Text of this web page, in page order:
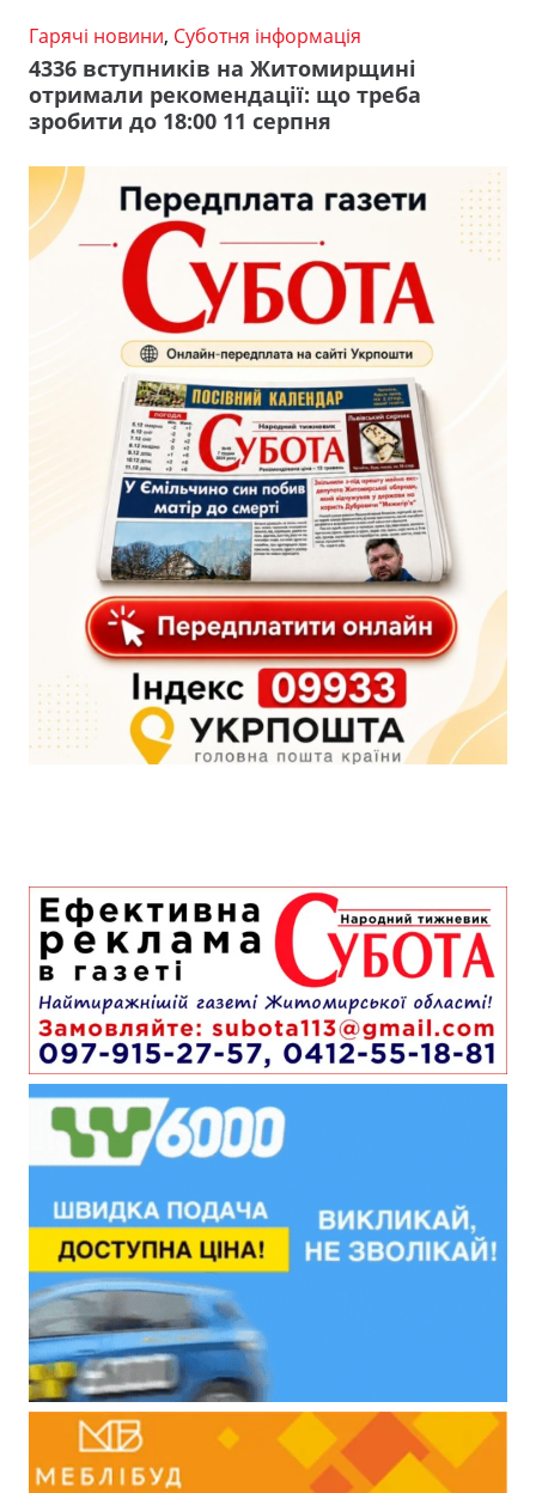
Гарячі новини, Суботня інформація
4336 вступників на Житомирщині
отримали рекомендації: що треба
зробити до 18:00 11 серпня